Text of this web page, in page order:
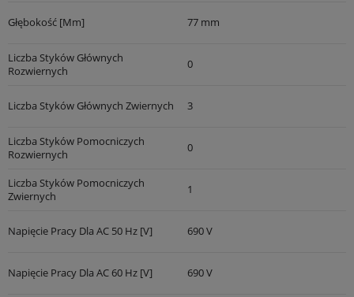
Głębokość [mm] 77 mm
Liczba Styków Głównych
Rozwiernych
0
Liczba Styków Głównych Zwiernych 3
Liczba Styków Pomocniczych
Rozwiernych
0
Liczba Styków Pomocniczych
Zwiernych
1
Napięcie Pracy Dla AC 50 Hz [V] 690 V
Napięcie Pracy Dla AC 60 Hz [V] 690 V